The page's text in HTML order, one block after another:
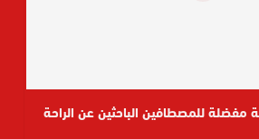
للمصطافين الباحثين عن الراحة